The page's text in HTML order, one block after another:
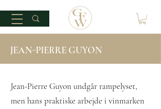
JEAN-PIERRE GUYON
Jean-Pierre Guyon undgår rampelyset,
men hans praktiske arbejde i vinmarken